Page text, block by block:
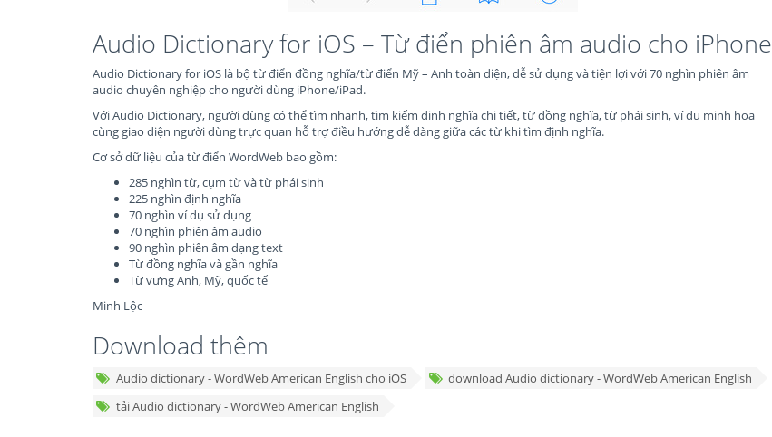
Audio Dictionary for iOS – Từ điển phiên âm audio cho iPhone
Audio Dictionary for iOS là bộ từ điển đồng nghĩa/từ điển Mỹ – Anh toàn diện, dễ sử dụng và tiện lợi với 70 nghìn phiên âm
audio chuyên nghiệp cho người dùng iPhone/iPad.
Với Audio Dictionary, người dùng có thể tìm nhanh, tìm kiếm định nghĩa chi tiết, từ đồng nghĩa, từ phái sinh, ví dụ minh họa
cùng giao diện người dùng trực quan hỗ trợ điều hướng dễ dàng giữa các từ khi tìm định nghĩa.
Cơ sở dữ liệu của từ điển WordWeb bao gồm:
285 nghìn từ, cụm từ và từ phái sinh
225 nghìn định nghĩa
70 nghìn ví dụ sử dụng
70 nghìn phiên âm audio
90 nghìn phiên âm dạng text
Từ đồng nghĩa và gần nghĩa
Từ vựng Anh, Mỹ, quốc tế
Minh Lộc
Download thêm
Audio dictionary - WordWeb American English cho iOS
download Audio dictionary - WordWeb American English
tải Audio dictionary - WordWeb American English